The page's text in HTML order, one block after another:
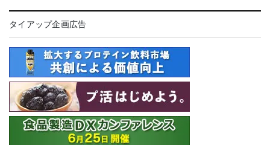
タイアップ企画広告